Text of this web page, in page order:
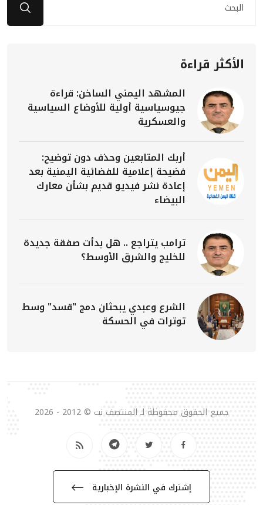
الأكثر قراءة
المشهد اليمني الساخن: قراءة
جيوسياسية أولية للأوضاع السياسية
والعسكرية
أربك المتابعين وحذف دون توضيح:
فضيحة إعلامية للفضائية اليمنية بعد
إعادة نشر فيديو قديم بشأن معارك
البيضاء
ترامب يتراجع .. هل بدأت صفقة جديدة
للخليج والشرق الأوسط؟
الشرع وعبدي يبحثان دمج "قسد" وسط
توترات في الحسكة
جميع الحقوق محفوظة لـ المنتصف نت © 2012 - 2026
إشترك في النشرة الإخبارية